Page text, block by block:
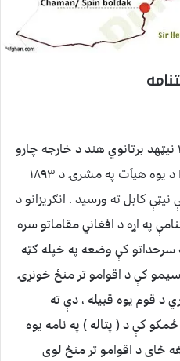
د ١٨٩٣ کال د نومبر د مياشتې ١٢ نيټهد برتانوي هند د خارجه چارو
وزير Henry Mortimer Durand د يوه هياَت په مشرۍ د ١٨٩٣
کابل ته ورسيد . انګريزانو د
په اړه د افغاني مقاماتو سره
کې وضعه په خپله ګټه
کې د اقوامو تر منځ خونړۍ
د قوم يوه قبيله ، دې ته
کې د ( پتاله ) په نامه يوه
ځای د اقوامو تر منځ لوی